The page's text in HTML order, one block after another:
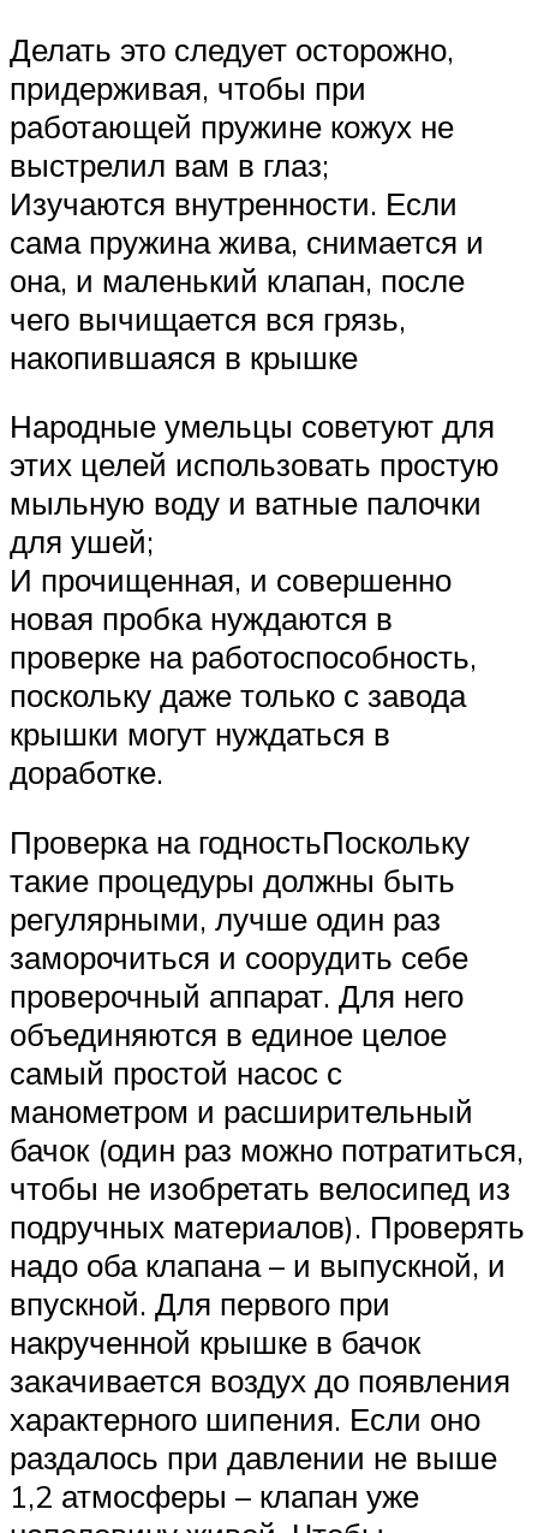
Делать это следует осторожно,
придерживая, чтобы при
работающей пружине кожух не
выстрелил вам в глаз;
Изучаются внутренности. Если
сама пружина жива, снимается и
она, и маленький клапан, после
чего вычищается вся грязь,
накопившаяся в крышке
Народные умельцы советуют для
этих целей использовать простую
мыльную воду и ватные палочки
для ушей;
И прочищенная, и совершенно
новая пробка нуждаются в
проверке на работоспособность,
поскольку даже только с завода
крышки могут нуждаться в
доработке.
Проверка на годностьПоскольку
такие процедуры должны быть
регулярными, лучше один раз
заморочиться и соорудить себе
проверочный аппарат. Для него
объединяются в единое целое
самый простой насос с
манометром и расширительный
бачок (один раз можно потратиться,
чтобы не изобретать велосипед из
подручных материалов). Проверять
надо оба клапана – и выпускной, и
впускной. Для первого при
накрученной крышке в бачок
закачивается воздух до появления
характерного шипения. Если оно
раздалось при давлении не выше
1,2 атмосферы – клапан уже